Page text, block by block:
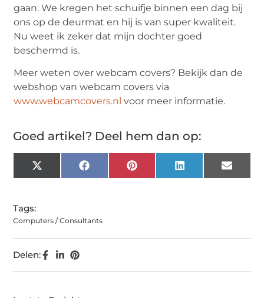
gaan. We kregen het schuifje binnen een dag bij
ons op de deurmat en hij is van super kwaliteit.
Nu weet ik zeker dat mijn dochter goed
beschermd is.
Meer weten over webcam covers? Bekijk dan de
webshop van webcam covers via
www.webcamcovers.nl voor meer informatie.
Goed artikel? Deel hem dan op:
X
(Twitter)
Facebook Pinterest LinkedIn Email
Tags:
Computers / Consultants
Delen: